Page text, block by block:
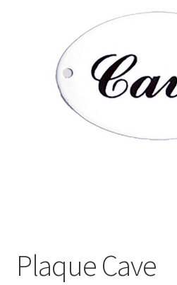
Mon Panier
Politique de confidentialité
Une histoire de plaques émaillées
Plaque Cave